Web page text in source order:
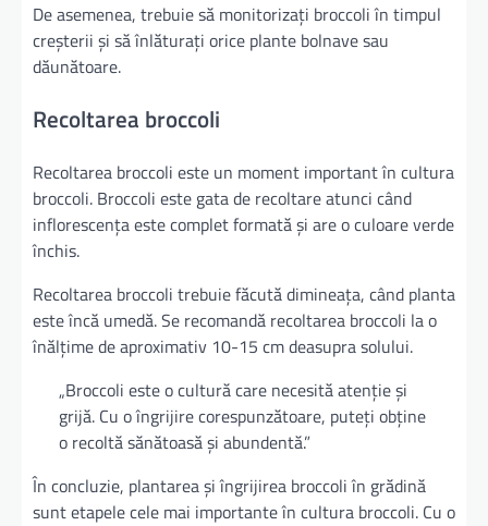
De asemenea, trebuie să monitorizați broccoli în timpul
creșterii și să înlăturați orice plante bolnave sau
dăunătoare.
Recoltarea broccoli
Recoltarea broccoli este un moment important în cultura
broccoli. Broccoli este gata de recoltare atunci când
inflorescența este complet formată și are o culoare verde
închis.
Recoltarea broccoli trebuie făcută dimineața, când planta
este încă umedă. Se recomandă recoltarea broccoli la o
înălțime de aproximativ 10-15 cm deasupra solului.
„Broccoli este o cultură care necesită atenție și
grijă. Cu o îngrijire corespunzătoare, puteți obține
o recoltă sănătoasă și abundentă.”
În concluzie, plantarea și îngrijirea broccoli în grădină
sunt etapele cele mai importante în cultura broccoli. Cu o